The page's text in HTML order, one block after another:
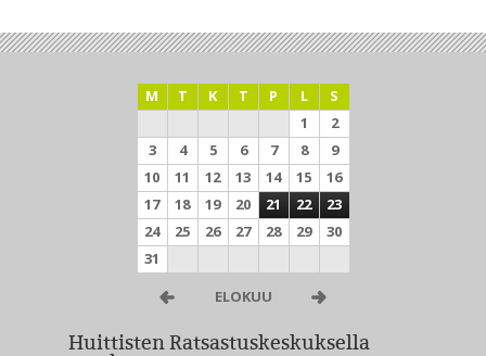
M T K T P L
S
1
2
3
4 5 6 7 8
9
10
11 12 13 14 15
16
17
18 19 20 21 22
23
24
25 26 27 28 29
30
31
ELOKUU
Huittisten Ratsastuskeskuksella